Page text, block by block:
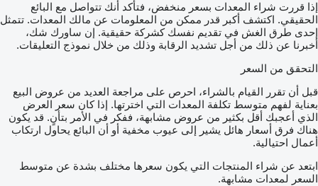
إذا قررت شراء المعدات بسعر منخفض، فتأكد أنك تتواصل مع البائع
الحقيقي. اكتشف أكبر قدر ممكن من المعلومات عن مالك المعدات. تتمثل
إحدى طرق الغش في تقديم نفسك كشركة حقيقية. إن ساورك شك،
أخبرنا عن ذلك من أجل تشديد الرقابة وذلك من خلال نموذج التعليقات.
التحقق من السعر
قبل أن تقرر القيام بالشراء، احرص على مراجعة العديد من عروض البيع
بعناية لفهم متوسط تكلفة المعدات التي اخترتها. إذا كان سعر العرض
الذي أعجبك أقل بكثير من عروض مشابهة، ففكر في الأمر بتأنٍ. قد يكون
هناك فرق أسعار هائل يشير إلى عيوب مخفية أو أن البائع يحاول ارتكاب
أعمال احتيالية.
ابتعد عن شراء المنتجات التي يكون سعرها مختلف بشدة عن متوسط
السعر لمعدات مشابهة.